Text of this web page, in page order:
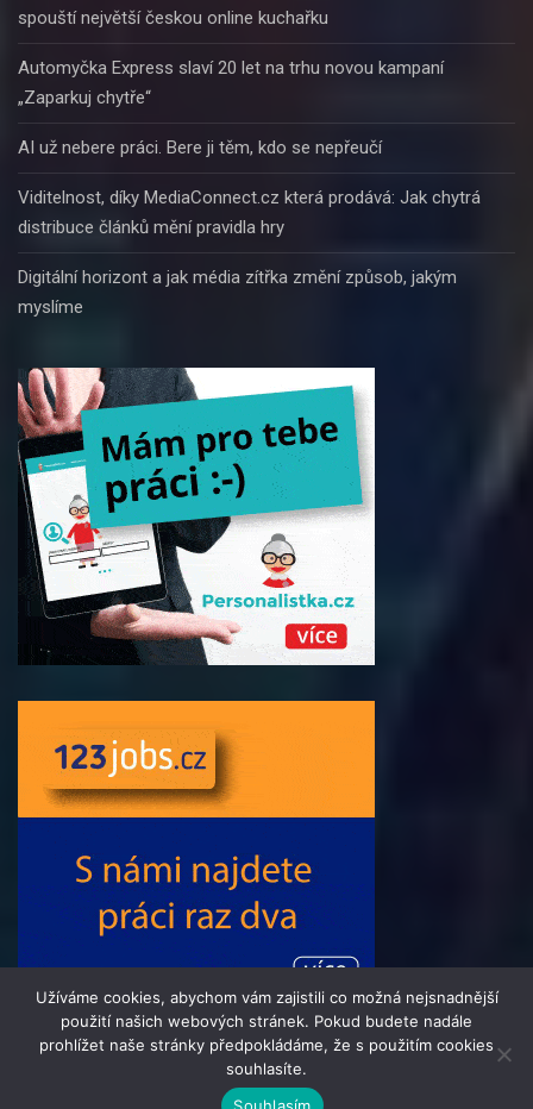
spouští největší českou online kuchařku
Automyčka Express slaví 20 let na trhu novou kampaní
„Zaparkuj chytře“
AI už nebere práci. Bere ji těm, kdo se nepřeučí
Viditelnost, díky MediaConnect.cz která prodává: Jak chytrá
distribuce článků mění pravidla hry
Digitální horizont a jak média zítřka změní způsob, jakým
myslíme
© 2016 - 2024 Informacni-Tydenik.cz | člen skupiny 123jobs
Užíváme cookies, abychom vám zajistili co možná nejsnadnější
použití našich webových stránek. Pokud budete nadále
prohlížet naše stránky předpokládáme, že s použitím cookies
souhlasíte.
Souhlasím